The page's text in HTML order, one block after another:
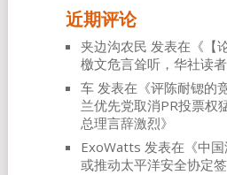
近期评论
夹边沟农民 发表在《
檄文危言耸听，华社读
车发表在《评陈耐锶的
兰优先党取消PR投票权
总理言辞激烈》
ExoWatts 发表在《中
或推动太平洋安全协定